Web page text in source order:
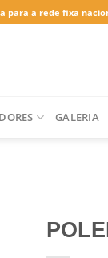
para a rede fixa
GALERIA